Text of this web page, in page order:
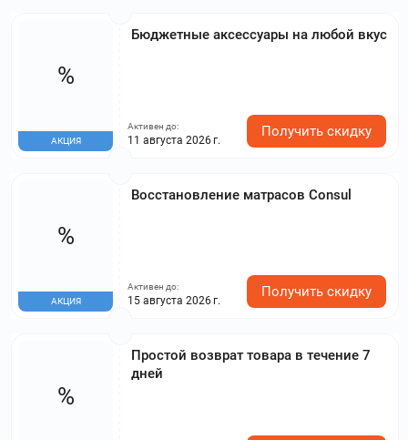
Бюджетные аксессуары на любой вкус
%
АКЦИЯ
Активен до:
11 августа 2026 г.
Получить скидку
Восстановление матрасов Consul
%
АКЦИЯ
Активен до:
15 августа 2026 г.
Получить скидку
Простой возврат товара в течение 7
дней
%